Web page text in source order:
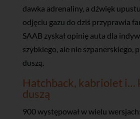
dawka adrenaliny, a dźwięk
odjęciu gazu do dziś przyprawia
SAAB zyskał opinię auta dla
szybkiego, ale nie szpanerskiego,
duszą.
Hatchback, kabriolet i…
duszą
900 występował w wielu